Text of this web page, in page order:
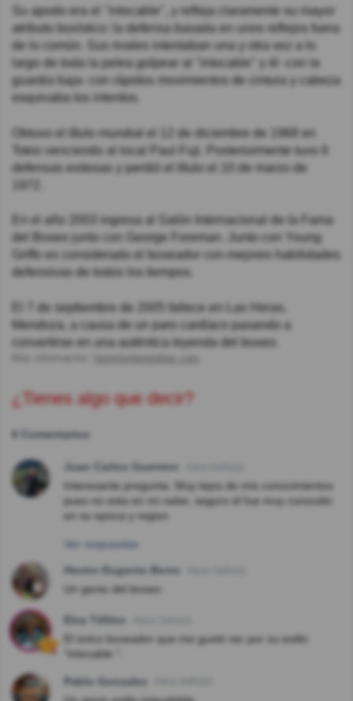
Su apodo era el "intocable", y refleja claramente su mayor
atributo boxístico: la defensa basada en unos reflejos fuera
de lo común. Sus rivales intentaban una y otra vez a lo
largo de toda la pelea golpear al "intocable" y él -con la
guardia baja- con rápidos movimientos de cintura y cabeza
esquivaba los intentos.
Obtuvo el título mundial el 12 de diciembre de 1968 en
Tokio venciendo al local Paul Fuji. Posteriormente tuvo 6
defensas exitosas y perdió el título el 10 de marzo de
En el año 2003 ingresa al Salón Internacional de la Fama
del Boxeo junto con George Foreman. Junto con Young
Griffo es considerado el boxeador con mejores habilidades
defensivas de todos los tiempos.
El 7 de septiembre de 2005 fallece en Las Heras,
Mendoza, a causa de un paro cardíaco pasando a
convertirse en una auténtica leyenda del boxeo.
historiaybiografias.com
¿Tienes algo que decir?
6 Comentarios
Juan Carlos Guerrero
Interesante pregunta. Muy lejos de mis conocimientos
pues no esta en mi radar, seguro él fue muy conocido
en su epoca y region
Ver respuestas
Hector Eugenio Borro
Un genio del boxeo.
Elsa Télites
El único boxeador que me gustó ver por su estilo
"intocable ".
Pablo Gonzalez